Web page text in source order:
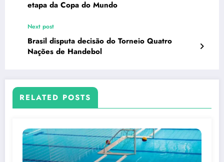
etapa da Copa do Mundo
Next post
Brasil disputa decisão do Torneio Quatro
Nações de Handebol
RELATED POSTS